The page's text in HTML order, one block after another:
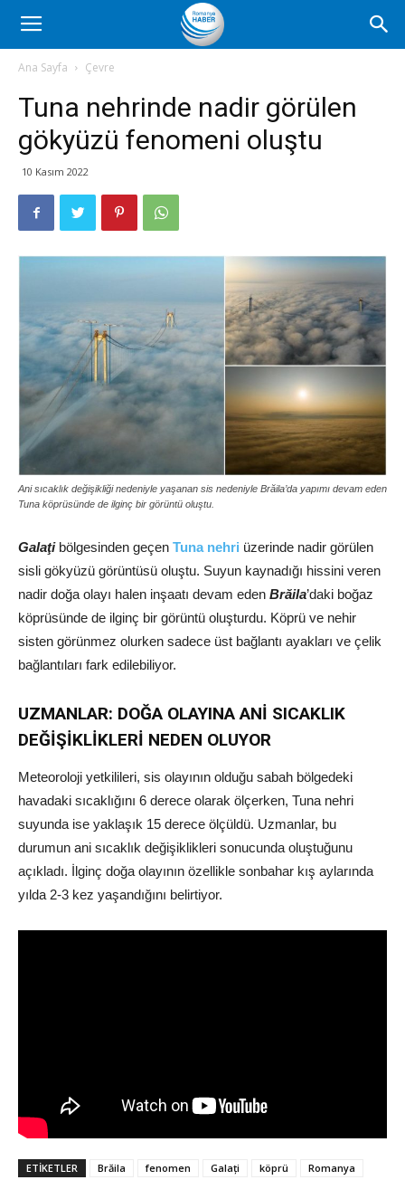
Romanya
Haber
Ana Sayfa Çevre
Tuna nehrinde nadir görülen
gökyüzü fenomeni oluştu
10 Kasım 2022
Ani sıcaklık değişikliği nedeniyle yaşanan sis nedeniyle Brăila’da yapımı devam eden
Tuna köprüsünde de ilginç bir görüntü oluştu.
Galaţi bölgesinden geçen Tuna nehri üzerinde nadir görülen
sisli gökyüzü görüntüsü oluştu. Suyun kaynadığı hissini veren
nadir doğa olayı halen inşaatı devam eden Brăila’daki boğaz
köprüsünde de ilginç bir görüntü oluşturdu. Köprü ve nehir
sisten görünmez olurken sadece üst bağlantı ayakları ve çelik
bağlantıları fark edilebiliyor.
UZMANLAR: DOĞA OLAYINA ANİ SICAKLIK
DEĞİŞİKLİKLERİ NEDEN OLUYOR
Meteoroloji yetkilileri, sis olayının olduğu sabah bölgedeki
havadaki sıcaklığını 6 derece olarak ölçerken, Tuna nehri
suyunda ise yaklaşık 15 derece ölçüldü. Uzmanlar, bu
durumun ani sıcaklık değişiklikleri sonucunda oluştuğunu
açıkladı. İlginç doğa olayının özellikle sonbahar kış aylarında
yılda 2-3 kez yaşandığını belirtiyor.
ETIKETLER Brăila fenomen Galați köprü
Romanya